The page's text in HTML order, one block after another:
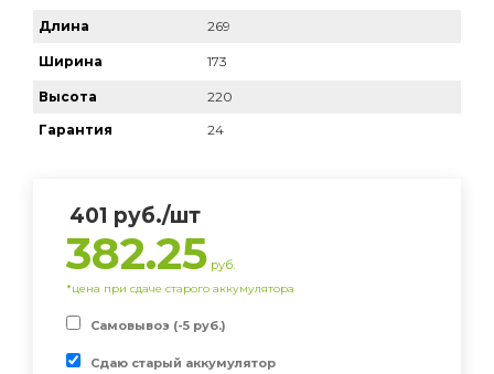
Длина 269
Ширина 173
Высота
220
Гарантия
24
401 руб./шт
382.25 руб.
*цена при сдаче старого аккумулятора
Самовывоз (-5 руб.)
Сдаю старый аккумулятор